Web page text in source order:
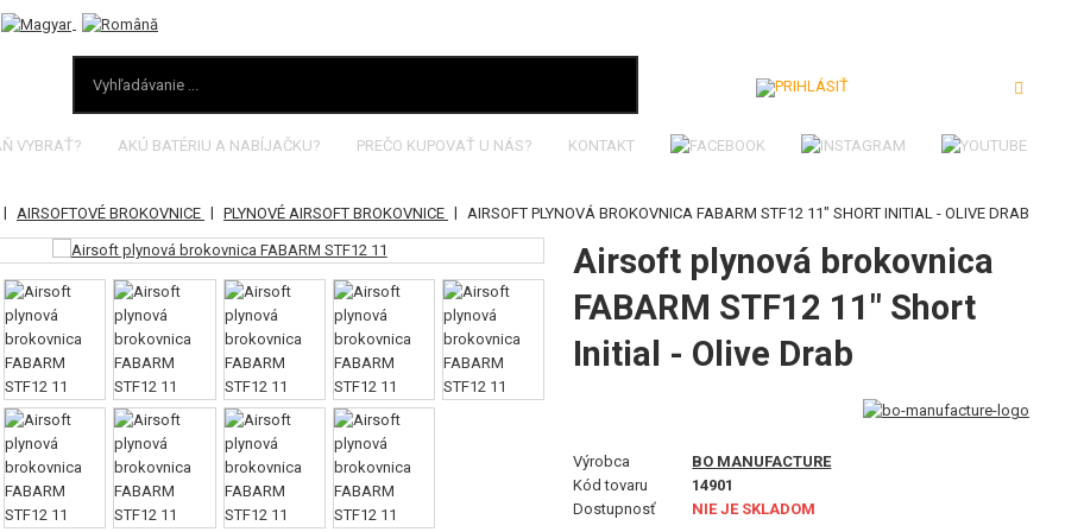
VYBRAŤ? AKÚ BATÉRIU A NABÍJAČKU? PREČO KUPOVAŤ U NÁS? KONTAKT
| AIRSOFTOVÉ BROKOVNICE | PLYNOVÉ AIRSOFT BROKOVNICE | AIRSOFT PLYNOVÁ BROKOVNICA FABARM STF12 11" SHORT INITIAL - OLIVE DRAB
Airsoft plynová brokovnica
FABARM STF12 11" Short
Initial - Olive Drab
Výrobca
BO MANUFACTURE
Kód tovaru
14901
Dostupnosť
NIE JE SKLADOM